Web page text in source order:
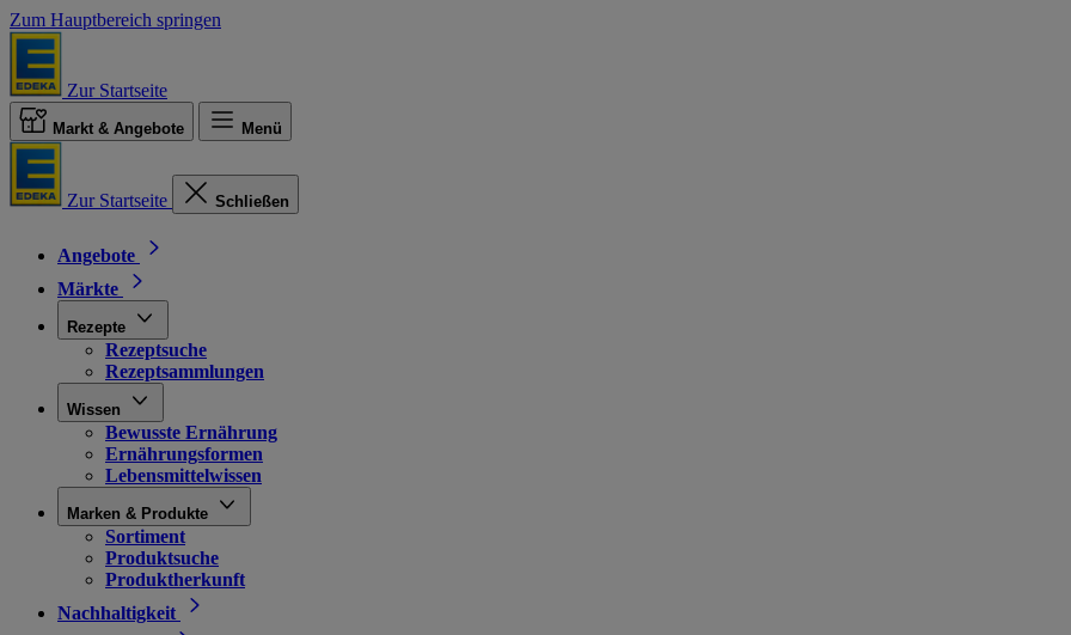
Zum Hauptbereich springen
Zur Startseite
Markt & Angebote Menü
Zur Startseite Schließen
Angebote
Märkte
Rezepte
Rezeptsuche
Rezeptsammlungen
Wissen
Bewusste Ernährung
Ernährungsformen
Lebensmittelwissen
Marken & Produkte
Sortiment
Produktsuche
Produktherkunft
Nachhaltigkeit